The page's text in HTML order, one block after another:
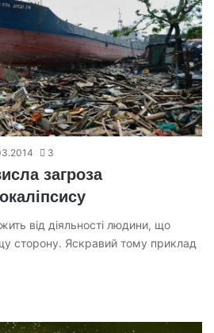
3
загроза
від діяльності людини, що
сторону. Яскравий тому приклад